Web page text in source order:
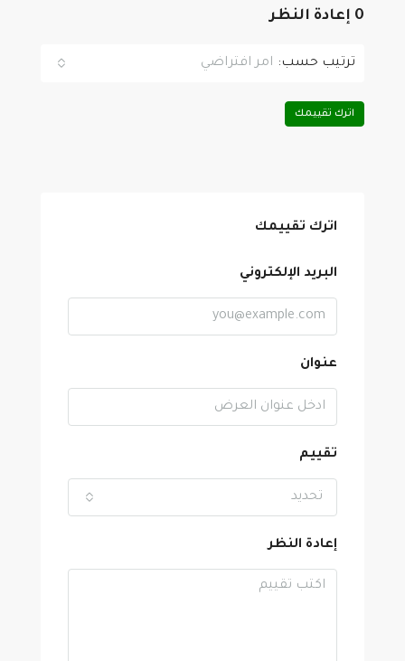
0 إعادة النظر
ترتيب حسب: امر افتراضي
اترك تقييمك
اترك تقييمك
البريد الإلكتروني
عنوان
تقييم
تحديد
إعادة النظر